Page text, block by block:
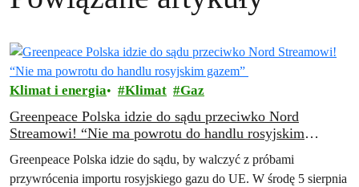
Klimat i energia Klimat Gaz
Greenpeace Polska idzie do sądu przeciwko Nord
Streamowi! “Nie ma powrotu do handlu rosyjskim
Greenpeace Polska idzie do sądu, by walczyć z próbami
przywrócenia importu rosyjskiego gazu do UE. W środę 5 sierpnia